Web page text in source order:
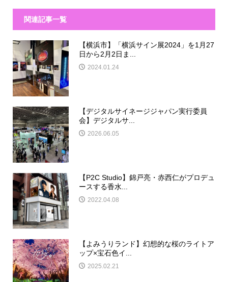
関連記事一覧
【横浜市】「横浜サイン展2024」を1月27
日から2月2日ま...
2024.01.24
【デジタルサイネージジャパン実行委員
会】デジタルサ...
2026.06.05
【P2C Studio】錦戸亮・赤西仁がプロデュ
ースする香水...
2022.04.08
【よみうりランド】幻想的な桜のライトア
ップ×宝石色イ...
2025.02.21